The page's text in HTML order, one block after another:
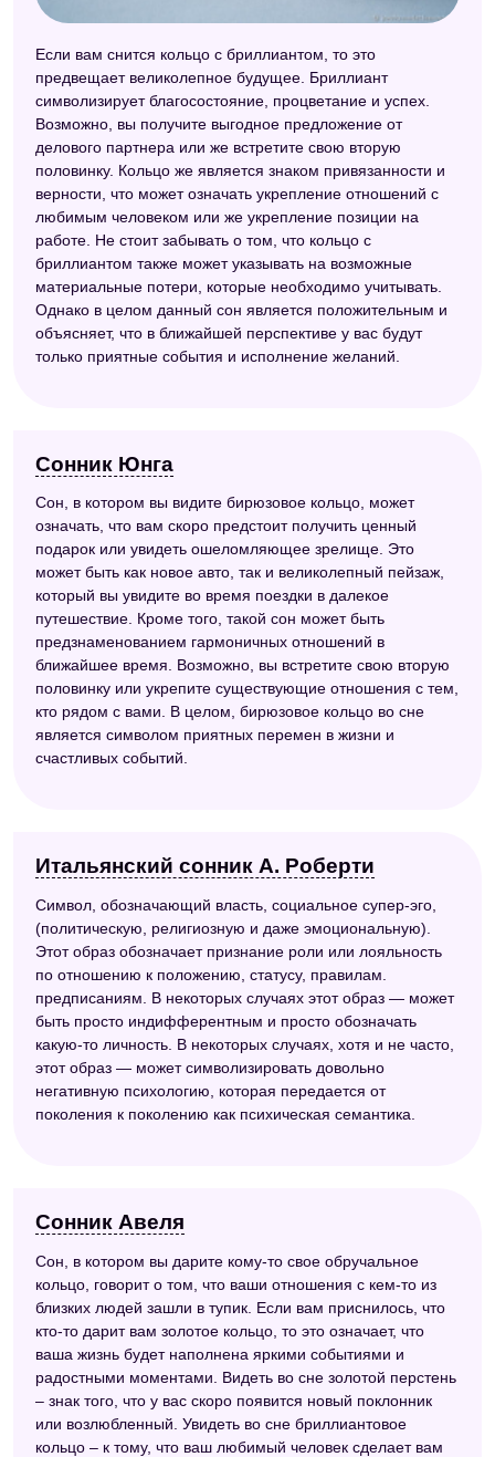
Если вам снится кольцо с бриллиантом, то это
предвещает великолепное будущее. Бриллиант
символизирует благосостояние, процветание и успех.
Возможно, вы получите выгодное предложение от
делового партнера или же встретите свою вторую
половинку. Кольцо же является знаком привязанности и
верности, что может означать укрепление отношений с
любимым человеком или же укрепление позиции на
работе. Не стоит забывать о том, что кольцо с
бриллиантом также может указывать на возможные
материальные потери, которые необходимо учитывать.
Однако в целом данный сон является положительным и
объясняет, что в ближайшей перспективе у вас будут
только приятные события и исполнение желаний.
Сонник Юнга
Сон, в котором вы видите бирюзовое кольцо, может
означать, что вам скоро предстоит получить ценный
подарок или увидеть ошеломляющее зрелище. Это
может быть как новое авто, так и великолепный пейзаж,
который вы увидите во время поездки в далекое
путешествие. Кроме того, такой сон может быть
предзнаменованием гармоничных отношений в
ближайшее время. Возможно, вы встретите свою вторую
половинку или укрепите существующие отношения с тем,
кто рядом с вами. В целом, бирюзовое кольцо во сне
является символом приятных перемен в жизни и
счастливых событий.
Итальянский сонник А. Роберти
Символ, обозначающий власть, социальное супер-эго,
(политическую, религиозную и даже эмоциональную).
Этот образ обозначает признание роли или лояльность
по отношению к положению, статусу, правилам.
предписаниям. В некоторых случаях этот образ — может
быть просто индифферентным и просто обозначать
какую-то личность. В некоторых случаях, хотя и не часто,
этот образ — может символизировать довольно
негативную психологию, которая передается от
поколения к поколению как психическая семантика.
Сонник Авеля
Сон, в котором вы дарите кому-то свое обручальное
кольцо, говорит о том, что ваши отношения с кем-то из
близких людей зашли в тупик. Если вам приснилось, что
кто-то дарит вам золотое кольцо, то это означает, что
ваша жизнь будет наполнена яркими событиями и
радостными моментами. Видеть во сне золотой перстень
– знак того, что у вас скоро появится новый поклонник
или возлюбленный. Увидеть во сне бриллиантовое
кольцо – к тому, что ваш любимый человек сделает вам